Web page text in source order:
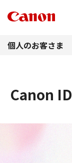
個人のお客さま
Canon ID